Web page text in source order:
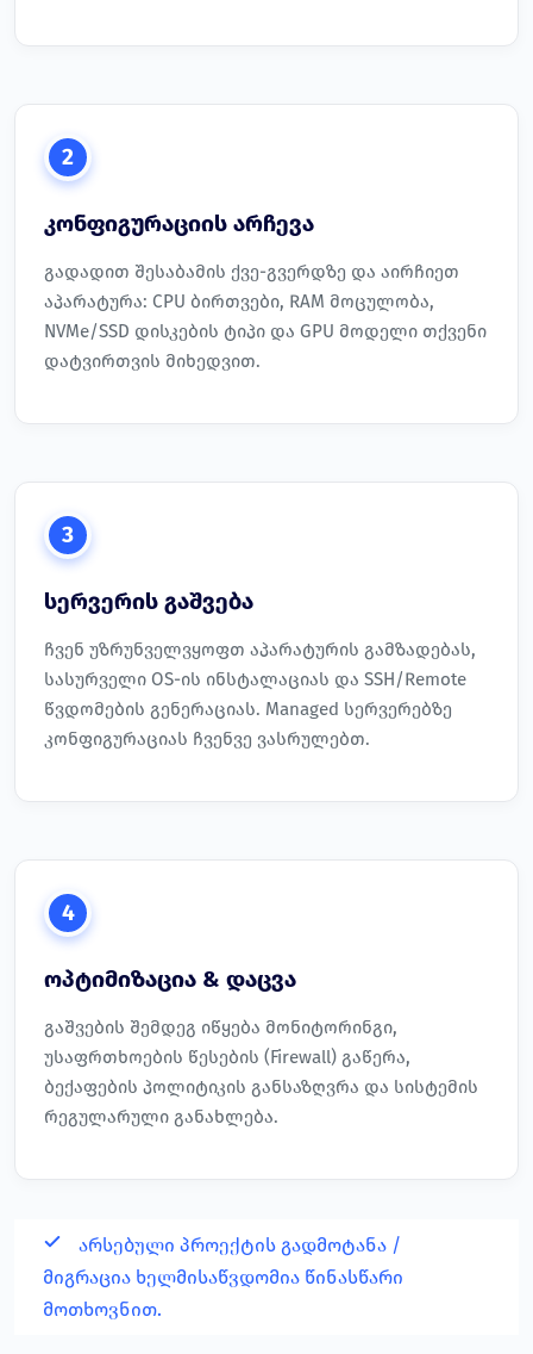
2
კონფიგურაციის არჩევა
გადადით შესაბამის ქვე-გვერდზე და აირჩიეთ
აპარატურა: CPU ბირთვები, RAM მოცულობა,
NVMe/SSD დისკების ტიპი და GPU მოდელი თქვენი
დატვირთვის მიხედვით.
3
სერვერის გაშვება
ჩვენ უზრუნველვყოფთ აპარატურის გამზადებას,
სასურველი OS-ის ინსტალაციას და SSH/Remote
წვდომების გენერაციას. Managed სერვერებზე
კონფიგურაციას ჩვენვე ვასრულებთ.
4
ოპტიმიზაცია & დაცვა
გაშვების შემდეგ იწყება მონიტორინგი,
უსაფრთხოების წესების (Firewall) გაწერა,
ბექაფების პოლიტიკის განსაზღვრა და სისტემის
რეგულარული განახლება.
არსებული პროექტის გადმოტანა /
მიგრაცია ხელმისაწვდომია წინასწარი
მოთხოვნით.